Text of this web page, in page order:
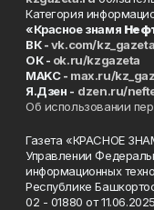
Категория
«Красное знамя
ВК -vk.com/kz_gazeta
ОК - ok.ru/kzgazeta
MAKC - max.ru/
Я.Дзен - dzen.ru/
Об использовании
Газета «КРАСНОЕ
Управлении
информационных
Республике
02 - 01880 от